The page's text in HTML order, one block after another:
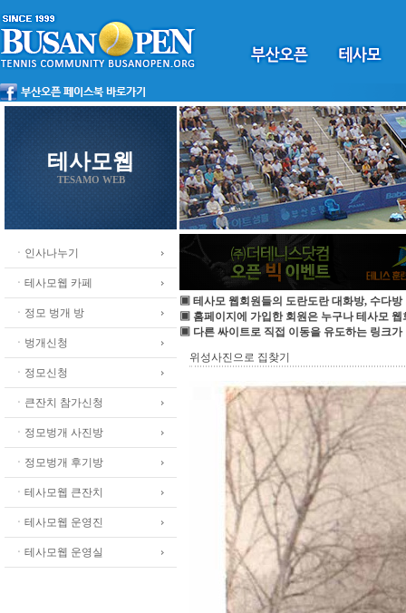
테사모웹
TESAMO WEB
ㆍ인사나누기
ㆍ테사모웹 카페
ㆍ정모 벙개 방
ㆍ벙개신청
ㆍ정모신청
ㆍ큰잔치 참가신청
ㆍ정모벙개 사진방
ㆍ정모벙개 후기방
ㆍ테사모웹 큰잔치
ㆍ테사모웹 운영진
ㆍ테사모웹 운영실
▣ 테사모 웹회원들의 도란도란 대화방, 수다방
▣ 홈페이지에 가입한 회원은 누구나 테사모 웹
▣ 다른 싸이트로 직접 이동을 유도하는 링크가
위성사진으로 집찾기